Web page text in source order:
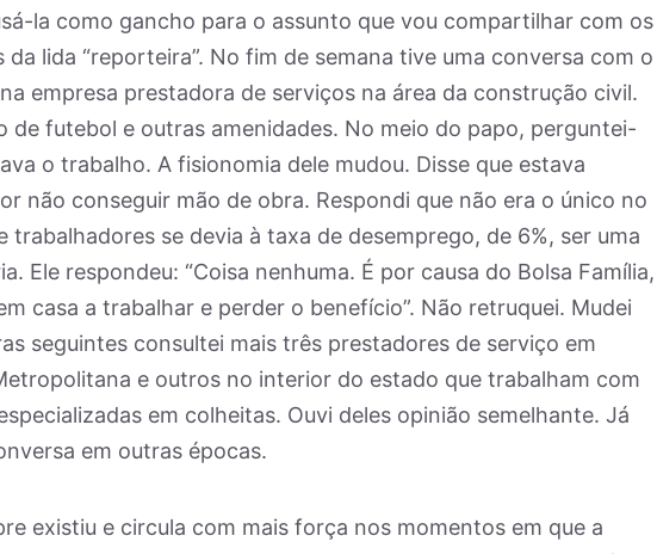
la como gancho para o assunto que vou compartilhar com os
da lida “reporteira”. No fim de semana tive uma conversa com o
empresa prestadora de serviços na área da construção civil.
de futebol e outras amenidades. No meio do papo, perguntei-
o trabalho. A fisionomia dele mudou. Disse que estava
não conseguir mão de obra. Respondi que não era o único no
trabalhadores se devia à taxa de desemprego, de 6%, ser uma
Ele respondeu: “Coisa nenhuma. É por causa do Bolsa Família,
casa a trabalhar e perder o benefício”. Não retruquei. Mudei
seguintes consultei mais três prestadores de serviço em
e outros no interior do estado que trabalham com
em colheitas. Ouvi deles opinião semelhante. Já
em outras épocas.
existiu e circula com mais força nos momentos em que a